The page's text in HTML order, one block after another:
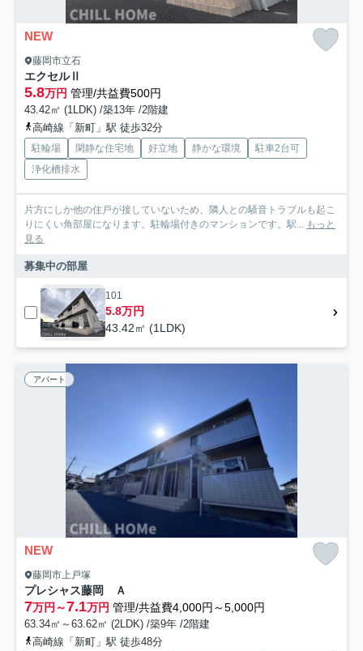
NEW
藤岡市立石
エクセルⅡ
5.8万円 管理/共益費500円
43.42㎡ (1LDK) /築13年 /2階建
高崎線「新町」駅 徒歩32分
駐輪場 閑静な住宅地 好立地 静かな環境
駐車2台可
浄化槽排水
片方にしか他の住戸が接していないため、隣人との騒音トラブルも起こ
りにくい角部屋になります。駐輪場付きのマンションです。駅... もっと
見る
募集中の部屋
101
5.8万円
43.42㎡ (1LDK)
アパート
NEW
藤岡市上戸塚
プレシャス藤岡 Ａ
7万円～7.1万円 管理/共益費4,000円～5,000円
63.34㎡～63.62㎡ (2LDK) /築9年 /2階建
高崎線「新町」駅 徒歩48分